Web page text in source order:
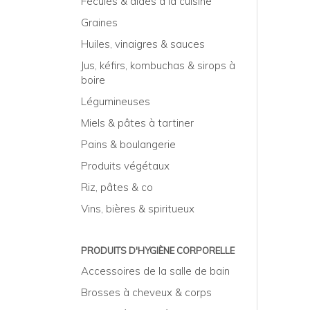
Graines
Huiles, vinaigres & sauces
Jus, kéfirs, kombuchas & sirops à
boire
Légumineuses
Miels & pâtes à tartiner
Pains & boulangerie
Produits végétaux
Riz, pâtes & co
Vins, bières & spiritueux
PRODUITS D'HYGIÈNE CORPORELLE
Accessoires de la salle de bain
Brosses à cheveux & corps